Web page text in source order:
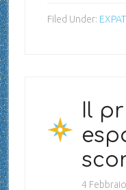
Filed Under:
Il
4